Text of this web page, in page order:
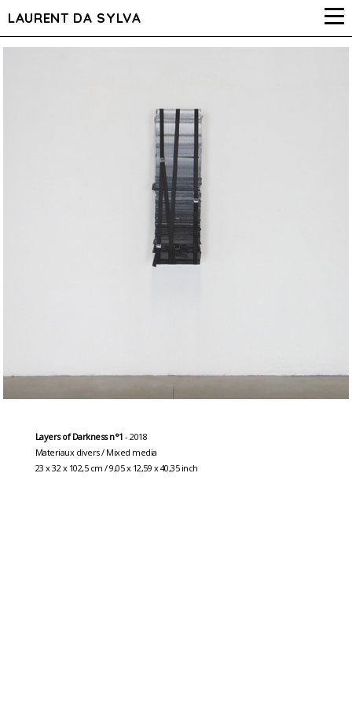
LAURENT DA SYLVA
Layers of Darkness n°1 - 2018
Materiaux divers / Mixed media
23 x 32 x 102,5 cm / 9,05 x 12,59 x 40,35 inch